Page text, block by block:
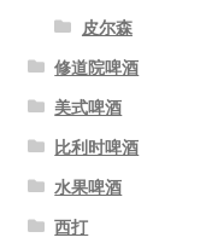
皮尔森
修道院啤酒
美式啤酒
比利时啤酒
水果啤酒
西打